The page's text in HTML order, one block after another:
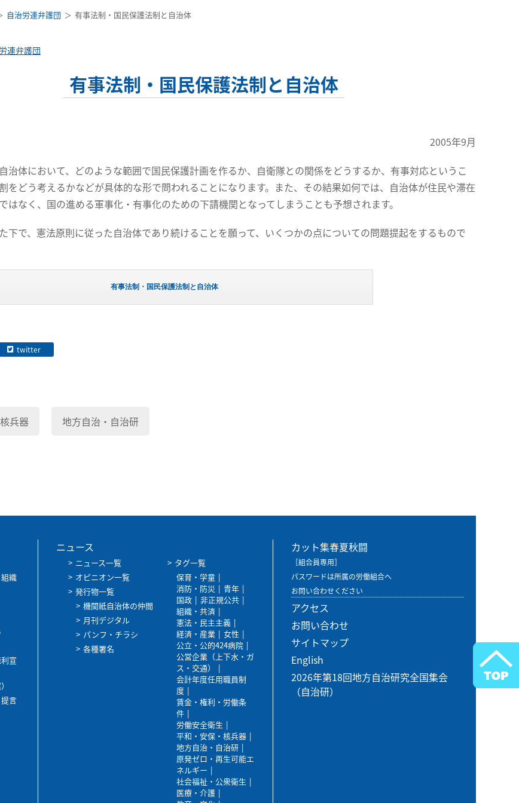
自治労連弁護団 有事法制・国民保護法制と自治体
連弁護団
有事法制・国民保護法制と自治体
2005年9月
治体において、どのような範囲で国民保護計画を作るか、自衛隊との関係をどうするか、有事対応というこ
をどう考えるかなどが具体的な形で問われることになります。また、その結果如何では、自治体が住民や滞在
はなく、国の進める軍事化・有事化のための下請機関となってしまうことも予想されます。
下で、憲法原則に従った自治体であり続けることを願って、いくつかの点についての問題提起をするもので
有事法制・国民保護法制と自治体
twitter
兵器
地方自治・自治研
織
宣
言
ニュース
ニュース一覧
オピニオン一覧
発行物一覧
機関紙自治体の仲間
月刊デジタル
パンフ・チラシ
各種署名
タグ一覧
保育・学童
消防・防災
青年
国政
非正規公共
組織・共済
憲法・民主主義
経済・産業
女性
公立・公的424病院
公営企業（上下水・ガ
ス・交通）
会計年度任用職員制
度
賃金・権利・労働条
件
労働安全衛生
平和・安保・核兵器
地方自治・自治研
原発ゼロ・再生可能エ
ネルギー
社会福祉・公衆衛生
医療・介護
カット集春夏秋闘
［組合員専用］
パスワードは所属の労働組合へ
お問い合わせください
アクセス
お問い合わせ
サイトマップ
English
2026年第18回地方自治研究全国集会
（自治研）